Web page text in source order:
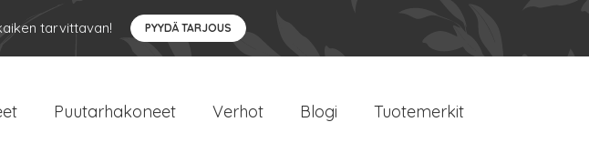
tarvittavan! PYYDÄ TARJOUS
Puutarhakoneet Verhot Blogi Tuotemerkit